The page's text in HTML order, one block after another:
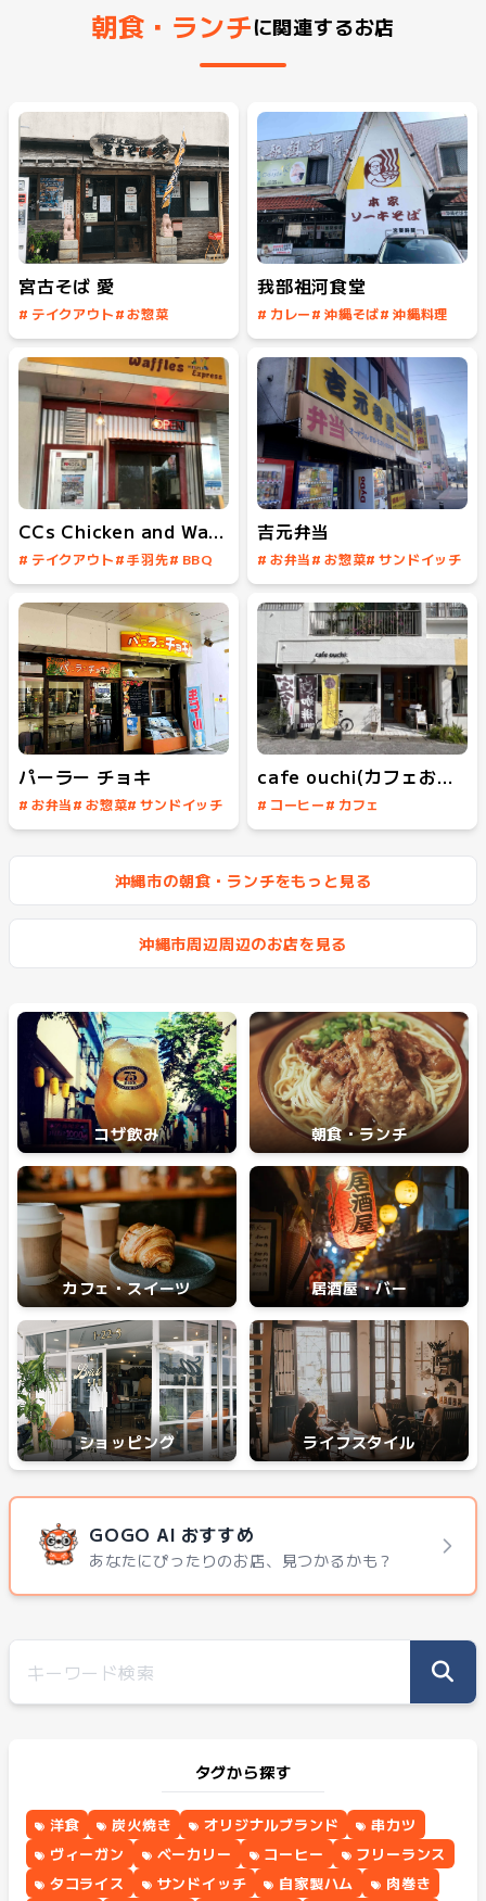
朝食・ランチに関連するお店
宮古そば 愛
# テイクアウト# お惣菜
#沖縄そば#沖縄料理
我部祖河食堂
# カレー# 沖縄そば# 沖縄料理
#じゅーしー#定食#ソーキそば
#
てびち
CCs Chicken and Waffles
# テイクアウト# 手羽先# BBQ
吉元弁当
# お弁当# お惣菜# サンドイッチ
#カレー#タコス#沖縄料理
#飲みの〆#沖縄そば
タコライス
パーラー チョキ
# お弁当# お惣菜# サンドイッチ
#カレー#沖縄料理
#ハンバーガー
cafe ouchi(カフェおうち)
# コーヒー# カフェ
沖縄市の朝食・ランチをもっと見る
沖縄市周辺周辺のお店を見る
コザ飲み 朝食・ランチ
カフェ・スイーツ 居酒屋・バー
ショッピング ライフスタイル
GOGO AI おすすめ
あなたにぴったりのお店、見つかるかも？
タグから探す
洋食 炭火焼き オリジナルブランド
串カツ
ヴィーガン
ベーカリー コーヒー
フリーランス
タコライス
サンドイッチ 自家製ハム
肉巻き